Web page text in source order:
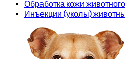
Обработка кожи животного
Инъекции (уколы)